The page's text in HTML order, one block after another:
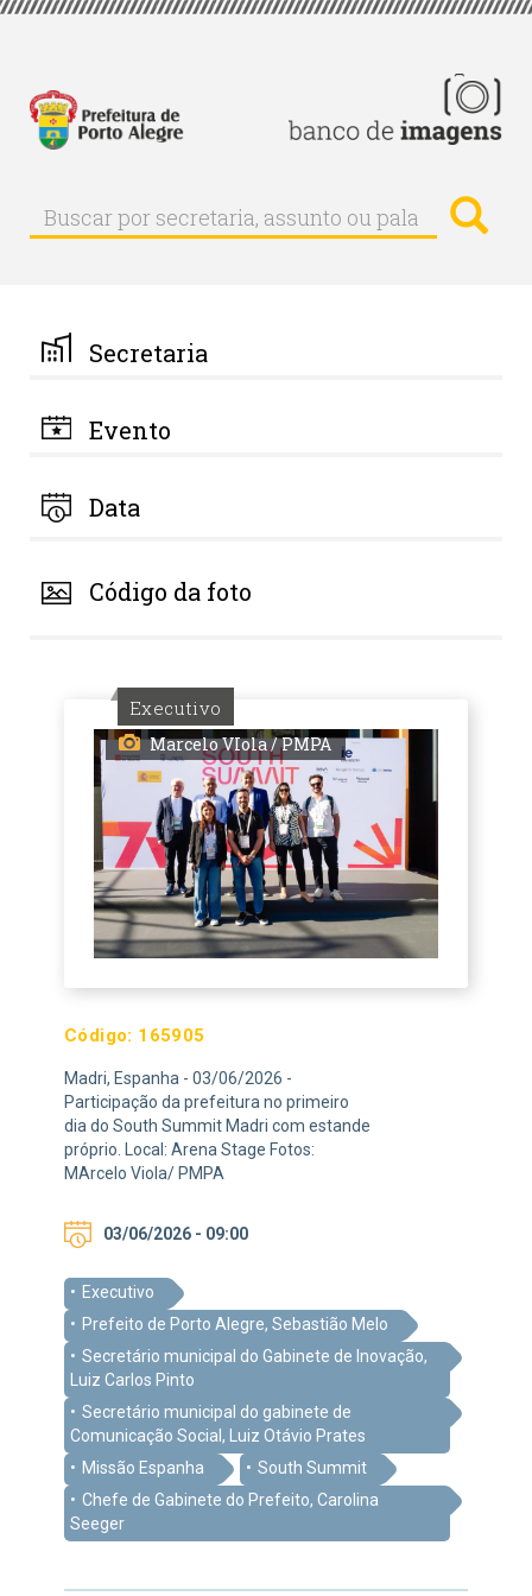
Pular
principal
Buscar
Buscar
por
palavra-
chave
Secretaria
Evento
Data
Código da foto
Executivo
Marcelo VIola / PMPA
Código: 165905
Madri, Espanha - 03/06/2026 -
Participação da prefeitura no primeiro
dia do South Summit Madri com estande
próprio. Local: Arena Stage Fotos:
MArcelo Viola/ PMPA
03/06/2026 - 09:00
Executivo
Prefeito de Porto Alegre, Sebastião Melo
Secretário municipal do Gabinete de Inovação,
Luiz Carlos Pinto
Secretário municipal do gabinete de
Comunicação Social, Luiz Otávio Prates
Missão Espanha
South Summit
Chefe de Gabinete do Prefeito, Carolina
Seeger